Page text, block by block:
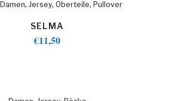
Damen, Jersey, Oberteile, Pullover
SELMA
€11,50